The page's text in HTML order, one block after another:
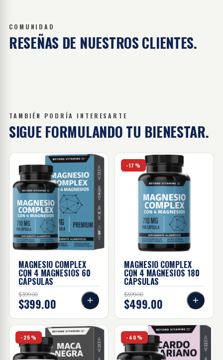
COMUNIDAD
RESEÑAS DE NUESTROS CLIENTES.
TAMBIÉN PODRÍA INTERESARTE
SIGUE FORMULANDOTU BIENESTAR.
Magnesio complex con 4 magnesios - 60 cápsulas
MAGNESIO COMPLEX
CON 4 MAGNESIOS 60
CÁPSULAS
$399.00
$399.00
Magnesio complex con 4
-17%
MAGNESIO COMPLEX
CON 4 MAGNESIOS 180
CÁPSULAS
$599.00
$499.00
Maca negra - 60 cápsulas
-25%
Cardo Mariano - 60
-40%